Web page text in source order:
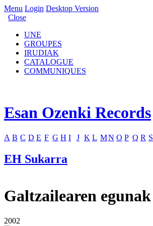
Menu Login Desktop Version
Close
UNE
GROUPES
IRUDIAK
CATALOGUE
COMMUNIQUES
Esan Ozenki Records
A B C D E F G H I J K L MN O P Q R S
EH Sukarra
Galtzailearen egunak
2002